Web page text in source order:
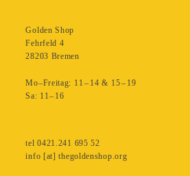
Golden Shop
Fehrfeld 4
28203 Bremen
Mo–Freitag: 11 – 14 & 15 – 19
Sa: 11– 16
tel 0421.241 695 52
info [at] thegoldenshop.org